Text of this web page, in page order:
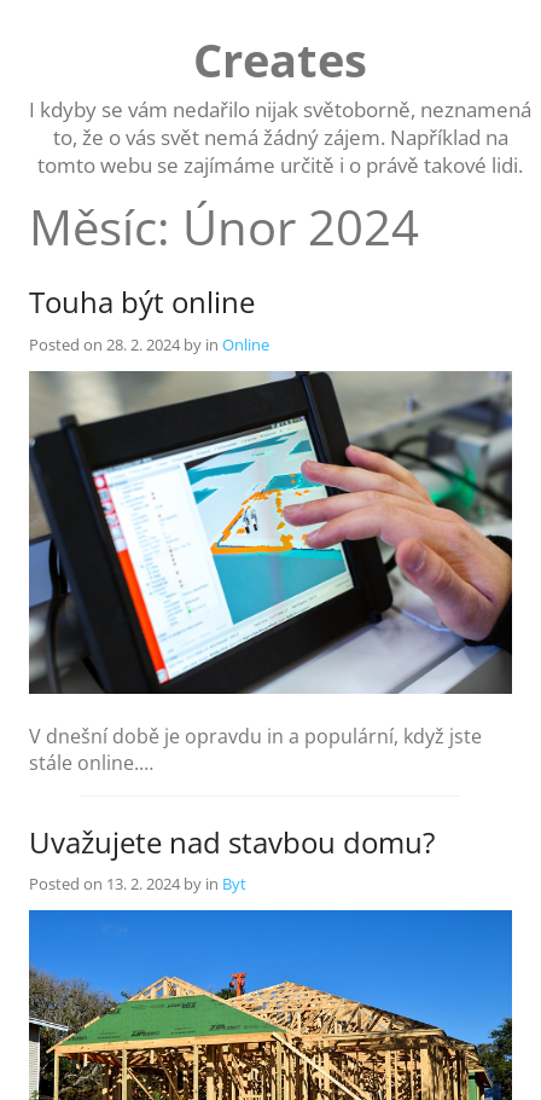
Creates
I kdyby se vám nedařilo nijak světoborně, neznamená
to, že o vás svět nemá žádný zájem. Například na
tomto webu se zajímáme určitě i o právě takové lidi.
Měsíc: Únor 2024
Touha být online
Posted on 28. 2. 2024 by in Online
V dnešní době je opravdu in a populární, když jste
stále online.…
Uvažujete nad stavbou domu?
Posted on 13. 2. 2024 by in Byt